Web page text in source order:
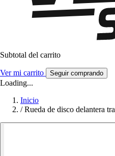
Subtotal del carrito
Ver mi carrito Seguir comprando
Loading...
Inicio
/ Rueda de disco delantera